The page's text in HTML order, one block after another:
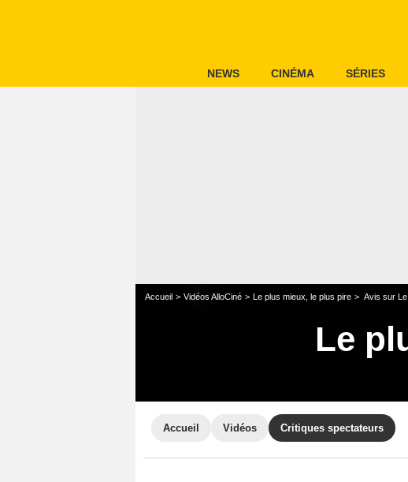
NEWS CINÉMA SÉRIES
Accueil Vidéos AlloCiné Le plus mieux, le plus pire Avis sur
Le
Accueil Vidéos Critiques spectateurs